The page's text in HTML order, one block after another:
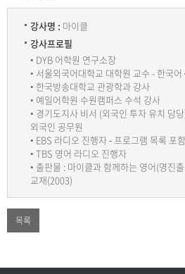
강사명 : 마이클
강사프로필
• DYB 어학원 연구소장
• 서울외국어대학교 대학원 교수 - 한국
• 한국방송대학교 관광학과 강사
• 예일어학원 수원캠퍼스 수석 강사
• 경기도지사 비서 (외국인 투자 유치 담
외국인 공무원
• EBS 라디오 진행자 ‑ 프로그램 목록 포
• TBS 영어 라디오 진행자
• 출판물 : 마이클과 함께하는 영어(명진
교재(2003)
목록